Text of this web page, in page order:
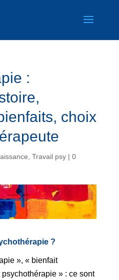
:
choix
Travail psy| 0
?
», « bienfait
» : ce sont